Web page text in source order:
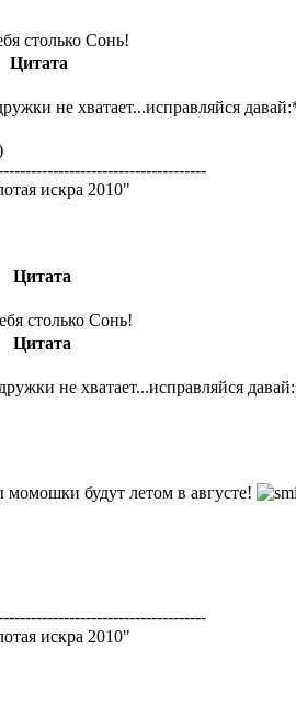
столько Сонь!
Цитата
не хватает...исправляйся
искра 2010"
Цитата
столько Сонь!
Цитата
не хватает...исправляйся
момошки будут летом в августе!
искра 2010"